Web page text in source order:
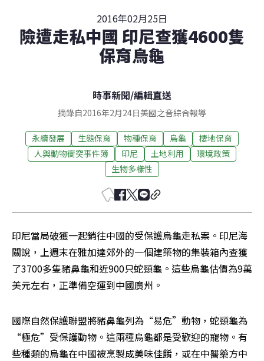
2016年02月25日
險遭走私中國 印尼查獲4600隻
保育烏龜
時事新聞/編輯直送
摘錄自2016年2月24日美國之音綜合報導
永續發展 生態保育 物種保育 烏龜
棲地保育
人與動物衝突事件簿
印尼 土地利用
環境政策
生物多樣性
印尼當局破獲一起銷往中國的受保護烏龜走私案。印尼海
關說，上週末在雅加達郊外的一個建築物的集裝箱內查獲
了3700多隻豬鼻龜和近900只蛇頸龜。這些烏龜估價為9萬
美元左右，正準備空運到中國廣州。
國際自然保護聯盟將豬鼻龜列為“易危”動物，蛇頸龜為
“極危”受保護動物。這兩種烏龜都是受歡迎的寵物。有
些種類的烏龜在中國被烹製成美味佳餚，或在中醫藥方中